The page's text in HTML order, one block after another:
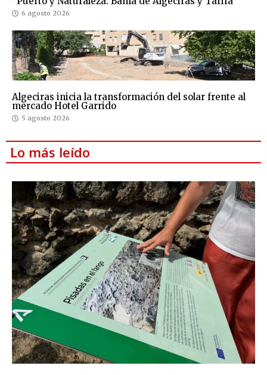
6 agosto 2026
Algeciras inicia la transformación del solar frente al
mercado Hotel Garrido
5 agosto 2026
Lo más leído